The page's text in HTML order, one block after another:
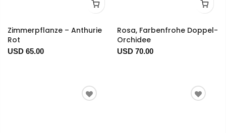
Zimmerpflanze – Anthurie
Rot
USD 65.00
Rosa, Farbenfrohe Doppel-
Orchidee
USD 70.00